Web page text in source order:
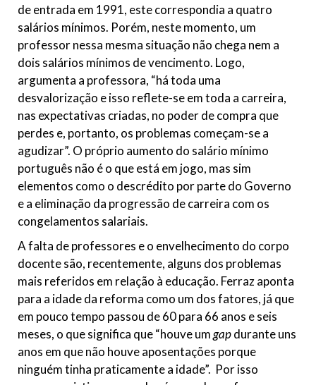
de entrada em 1991, este correspondia a quatro
salários mínimos. Porém, neste momento, um
professor nessa mesma situação não chega nem a
dois salários mínimos de vencimento. Logo,
argumenta a professora, “há toda uma
desvalorização e isso reflete-se em toda a carreira,
nas expectativas criadas, no poder de compra que
perdes e, portanto, os problemas começam-se a
agudizar”. O próprio aumento do salário mínimo
português não é o que está em jogo, mas sim
elementos como o descrédito por parte do Governo
e a eliminação da progressão de carreira com os
congelamentos salariais.
A falta de professores e o envelhecimento do corpo
docente são, recentemente, alguns dos problemas
mais referidos em relação à educação. Ferraz aponta
para a idade da reforma como um dos fatores, já que
em pouco tempo passou de 60 para 66 anos e seis
meses, o que significa que “houve umgapdurante uns
anos em que não houve aposentações porque
ninguém tinha praticamente a idade”. Por isso